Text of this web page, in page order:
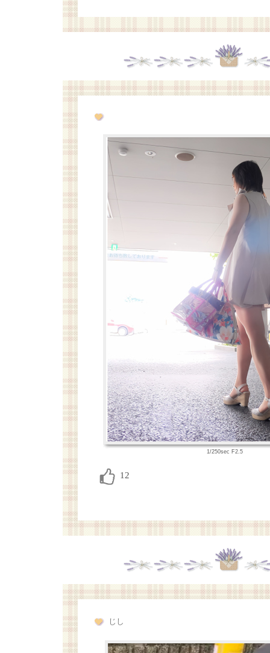
1/250sec F2.5
じし